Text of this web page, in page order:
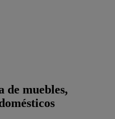
de muebles,